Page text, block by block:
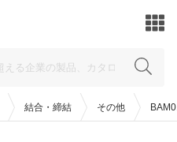
結合・締結 その他